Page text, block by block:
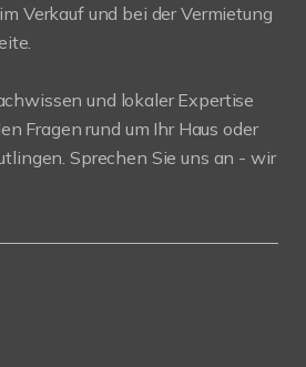
Verkauf und bei der Vermietung
und lokaler Expertise
Fragen rund um Ihr Haus oder
Sprechen Sie uns an - wir